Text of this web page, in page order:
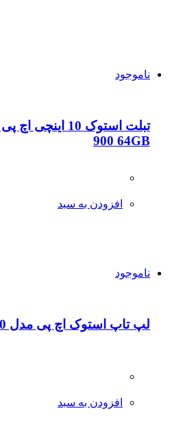
ناموجود
900 64GB
افزودن به سبد
ناموجود
لپ تاپ استوک اچ پی مدل 1040 G2
افزودن به سبد